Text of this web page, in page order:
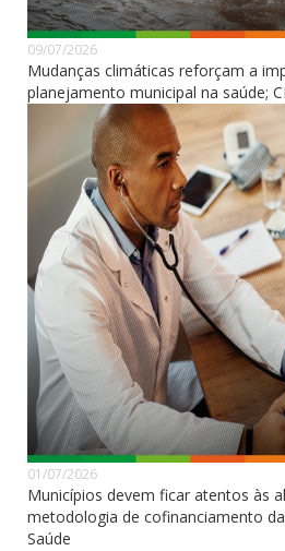
09/07/2026
Mudanças climáticas reforçam a
planejamento municipal na saúde;
01/07/2026
Municípios devem ficar atentos às
metodologia de cofinanciamento
Saúde